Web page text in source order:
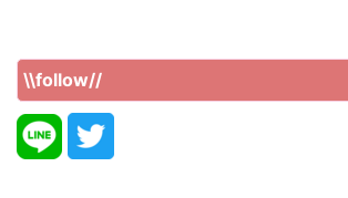
\\follow//